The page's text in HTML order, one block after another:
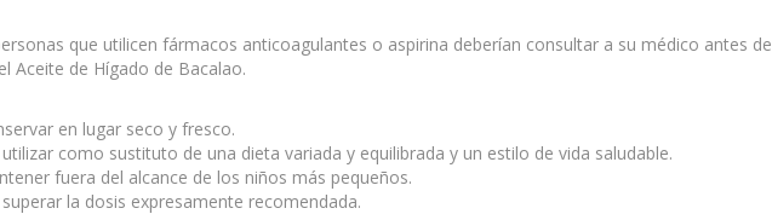
que utilicen fármacos anticoagulantes o aspirina deberían consultar a su médico antes de
Aceite de Hígado de Bacalao.
en lugar seco y fresco.
como sustituto de una dieta variada y equilibrada y un estilo de vida saludable.
fuera del alcance de los niños más pequeños.
la dosis expresamente recomendada.